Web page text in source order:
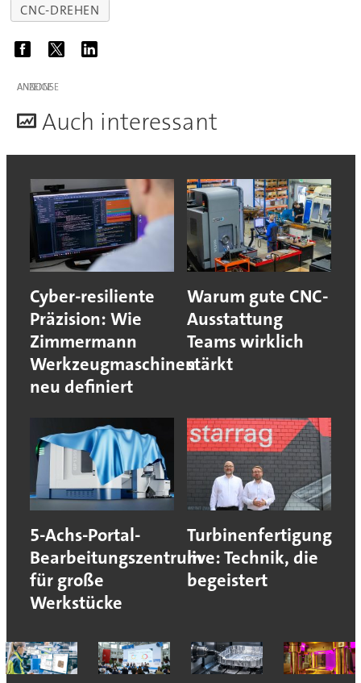
CNC-DREHEN
ANZEIGE
Auch interessant
Cyber-resiliente
Präzision: Wie
Zimmermann
Werkzeugmaschinen
neu definiert
Warum gute CNC-
Ausstattung
Teams wirklich
stärkt
5-Achs-Portal-
Bearbeitungszentrum
für große
Werkstücke
Turbinenfertigung
live: Technik, die
begeistert